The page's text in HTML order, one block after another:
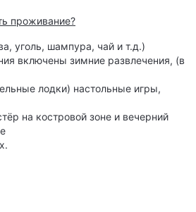
проживание?
уголь, шампура, чай и т.д.)
включены зимние развлечения, (в
лодки) настольные игры,
на костровой зоне и вечерний